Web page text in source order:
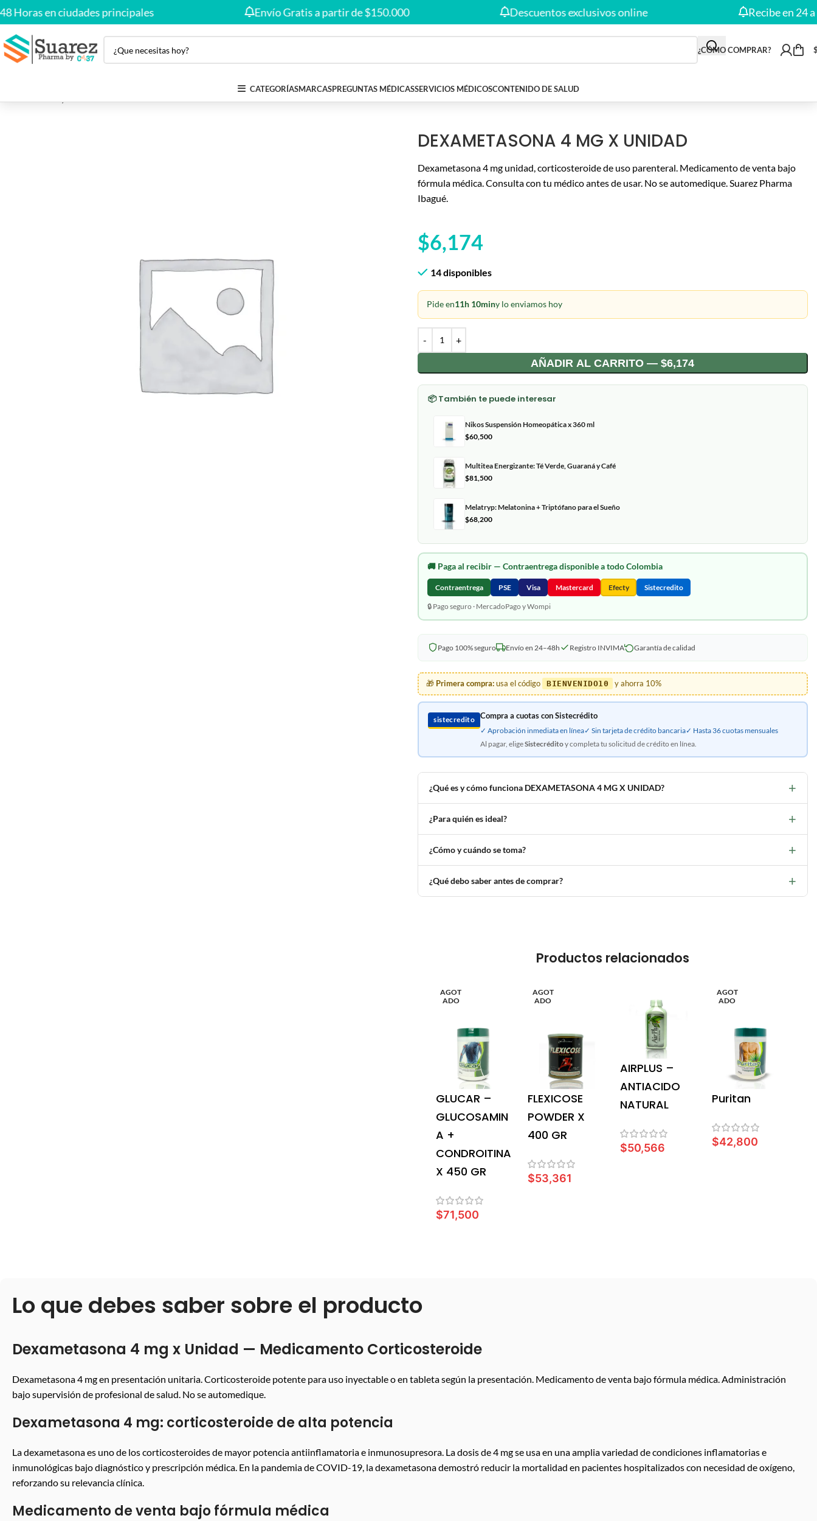
en ciudades principales Envío Gratis a partir de $150.000 Descuentos exclusivos online Recibe en 24 a 48
¿CÓMO COMPRAR?
CATEGORÍASMARCASPREGUNTAS MÉDICASSERVICIOS MÉDICOSCONTENIDO DE SALUD
DEXAMETASONA 4 MG X UNIDAD
Dexametasona 4 mg unidad, corticosteroide de uso parenteral. Medicamento de venta bajo
fórmula médica. Consulta con tu médico antes de usar. No se automedique. Suarez Pharma
Ibagué.
$6,174
14 disponibles
Pide en11h 10miny lo enviamos hoy
AÑADIR AL CARRITO — $6,174
📦 También te puede interesar
Nikos Suspensión Homeopática x 360 ml
$60,500
Multitea Energizante: Té Verde, Guaraná y Café
$81,500
Melatryp: Melatonina + Triptófano para el Sueño
$68,200
🚚 Paga al recibir — Contraentrega disponible a todo Colombia
Contraentrega PSE Visa Mastercard Efecty Sistecredito
🔒 Pago seguro · MercadoPago y Wompi
Pago 100% seguro Envío en 24–48h Registro INVIMA Garantía de calidad
🎁 Primera compra:usa el código BIENVENIDO10 y ahorra 10%
sistecredito Compra a cuotas con Sistecrédito
✓ Aprobación inmediata en línea✓ Sin tarjeta de crédito bancaria✓ Hasta 36 cuotas mensuales
Al pagar, eligeSistecréditoy completa tu solicitud de crédito en línea.
¿Qué es y cómo funciona DEXAMETASONA 4 MG X UNIDAD? +
¿Para quién es ideal? +
¿Cómo y cuándo se toma? +
¿Qué debo saber antes de comprar? +
Productos relacionados
AGOT
ADO
GLUCAR –
GLUCOSAMIN
A +
CONDROITINA
X 450 GR
$71,500
AGOT
ADO
FLEXICOSE
POWDER X
400 GR
$53,361
AIRPLUS –
ANTIACIDO
NATURAL
$50,566
AGOT
ADO
Puritan
$42,800
Lo que debes saber sobre el producto
Dexametasona 4 mg x Unidad — Medicamento Corticosteroide
Dexametasona 4 mg en presentación unitaria. Corticosteroide potente para uso inyectable o en tableta según la presentación. Medicamento de venta bajo fórmula médica. Administración
bajo supervisión de profesional de salud. No se automedique.
Dexametasona 4 mg: corticosteroide de alta potencia
La dexametasona es uno de los corticosteroides de mayor potencia antiinflamatoria e inmunosupresora. La dosis de 4 mg se usa en una amplia variedad de condiciones inflamatorias e
inmunológicas bajo diagnóstico y prescripción médica. En la pandemia de COVID-19, la dexametasona demostró reducir la mortalidad en pacientes hospitalizados con necesidad de oxígeno,
reforzando su relevancia clínica.
Medicamento de venta bajo fórmula médica
Envío gratis en compras desde